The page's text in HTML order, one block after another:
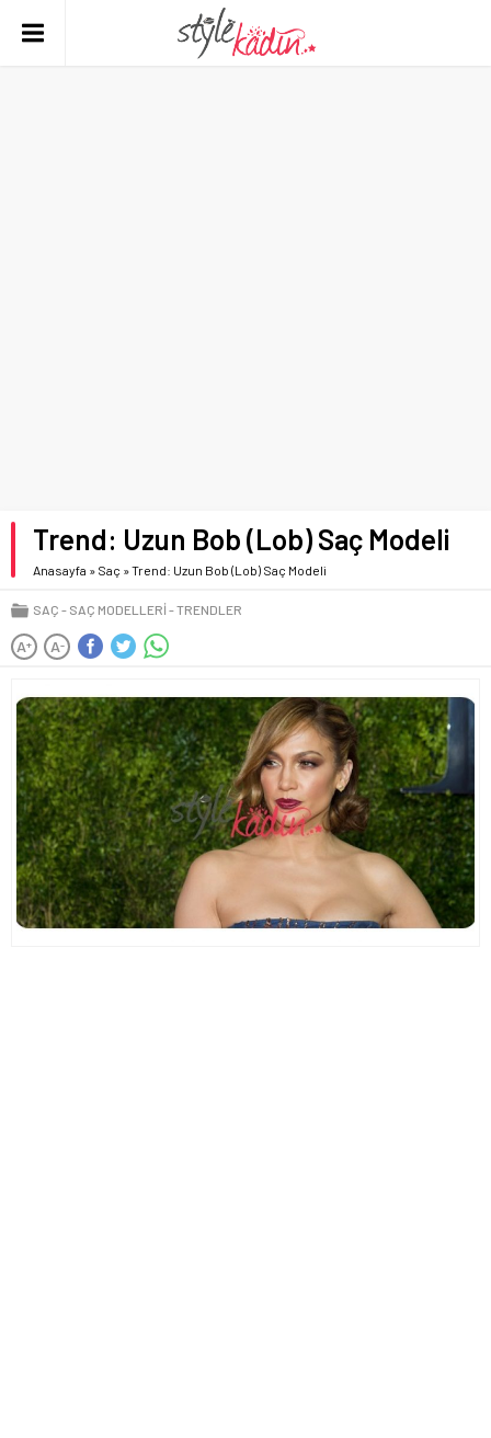
Trend: Uzun Bob (Lob) Saç Modeli
Anasayfa » Saç »Trend: Uzun Bob (Lob) Saç Modeli
SAÇ SAÇ MODELLERI TRENDLER
A+ A-